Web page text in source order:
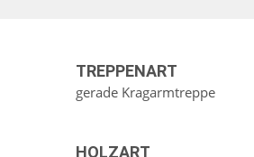
TREPPENART
gerade Kragarmtreppe
HOLZART